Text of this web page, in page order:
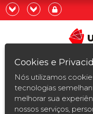
Pós-
Já
Quero
Cookies e
Nós utilizamos
tecnologias
melhorar sua
nossos serviços,